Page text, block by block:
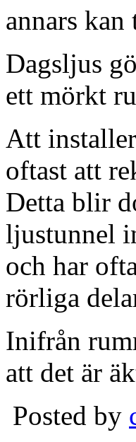
annars
Dagsljus
ett mörkt
Att
oftast att
Detta blir
ljustunnel
och har
rörliga
Inifrån
att det är
Posted by